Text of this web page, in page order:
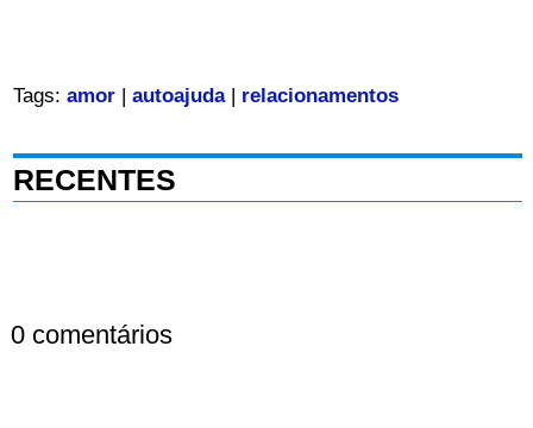
Tags: amor| autoajuda| relacionamentos
RECENTES
0 comentários